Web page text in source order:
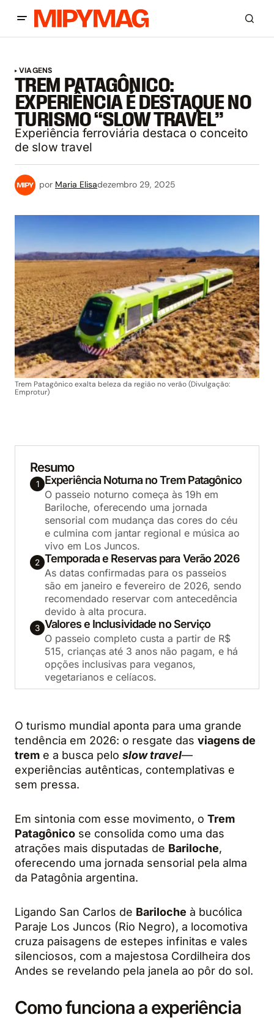
VIAGENS
TREM PATAGÔNICO:
EXPERIÊNCIA É DESTAQUE NO
TURISMO “SLOW TRAVEL”
Experiência ferroviária destaca o conceito
de slow travel
por Maria Elisadezembro 29, 2025
Trem Patagônico exalta beleza da região no verão (Divulgação:
Emprotur)
Resumo
1 Experiência Noturna no Trem Patagônico
O passeio noturno começa às 19h em
Bariloche, oferecendo uma jornada
sensorial com mudança das cores do céu
e culmina com jantar regional e música ao
vivo em Los Juncos.
2 Temporada e Reservas para Verão 2026
As datas confirmadas para os passeios
são em janeiro e fevereiro de 2026, sendo
recomendado reservar com antecedência
devido à alta procura.
3 Valores e Inclusividade no Serviço
O passeio completo custa a partir de R$
515, crianças até 3 anos não pagam, e há
opções inclusivas para veganos,
vegetarianos e celíacos.
O turismo mundial aponta para uma grande
tendência em 2026: o resgate das viagens de
trem e a busca pelo slow travel—
experiências autênticas, contemplativas e
sem pressa.
Em sintonia com esse movimento, o Trem
Patagônico se consolida como uma das
atrações mais disputadas de Bariloche,
oferecendo uma jornada sensorial pela alma
da Patagônia argentina.
Ligando San Carlos de Bariloche à bucólica
Paraje Los Juncos (Rio Negro), a locomotiva
cruza paisagens de estepes infinitas e vales
silenciosos, com a majestosa Cordilheira dos
Andes se revelando pela janela ao pôr do sol.
Como funciona a experiência